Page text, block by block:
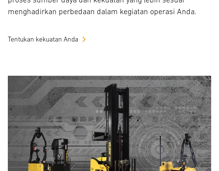
menghadirkan perbedaan dalam kegiatan operasi Anda.
Tentukan kekuatan Anda